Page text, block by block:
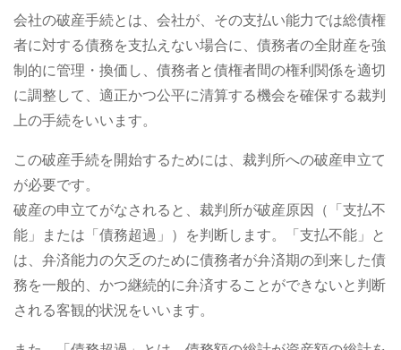
会社の破産手続とは、会社が、その支払い能力では総債権
者に対する債務を支払えない場合に、債務者の全財産を強
制的に管理・換価し、債務者と債権者間の権利関係を適切
に調整して、適正かつ公平に清算する機会を確保する裁判
上の手続をいいます。
この破産手続を開始するためには、裁判所への破産申立て
が必要です。
破産の申立てがなされると、裁判所が破産原因（「支払不
能」または「債務超過」）を判断します。「支払不能」と
は、弁済能力の欠乏のために債務者が弁済期の到来した債
務を一般的、かつ継続的に弁済することができないと判断
される客観的状況をいいます。